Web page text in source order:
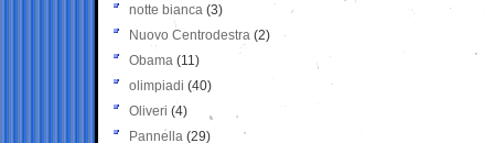
notte bianca (3)
Nuovo Centrodestra (2)
Obama (11)
olimpiadi (40)
Oliveri (4)
Pannella (29)